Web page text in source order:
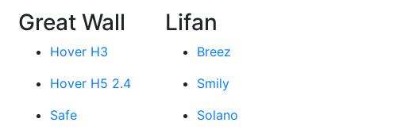
Great Wall
Hover H3
Hover H5 2.4
Safe
Lifan
Breez
Smily
Solano